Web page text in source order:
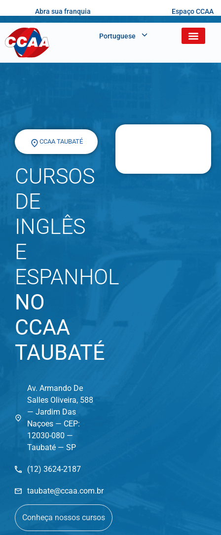
Abra sua franquia Espaço CCAA
Portuguese
CCAA TAUBATÉ
CURSOS
DE
INGLÊS
E
ESPANHOL
NO
CCAA
TAUBATÉ
Av. Armando De
Salles Oliveira, 588
— Jardim Das
Naçoes — CEP:
12030-080 —
Taubaté — SP
(12) 3624-2187
taubate@ccaa.com.br
Conheça nossos cursos